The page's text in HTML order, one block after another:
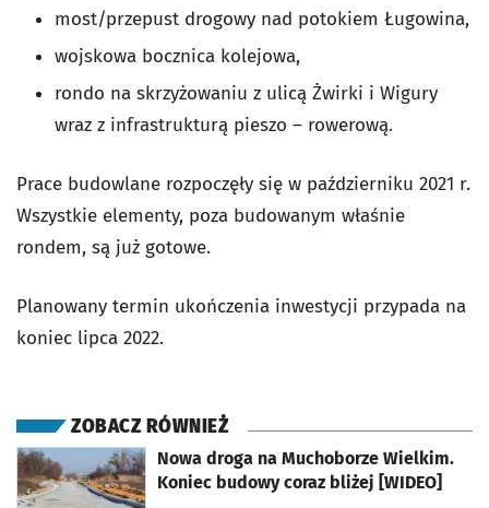
most/przepust drogowy nad potokiem Ługowina,
wojskowa bocznica kolejowa,
rondo na skrzyżowaniu z ulicą Żwirki i Wigury
wraz z infrastrukturą pieszo – rowerową.
Prace budowlane rozpoczęły się w październiku 2021 r.
Wszystkie elementy, poza budowanym właśnie
rondem, są już gotowe.
Planowany termin ukończenia inwestycji przypada na
koniec lipca 2022.
ZOBACZ RÓWNIEŻ
Nowa droga na Muchoborze Wielkim.
Koniec budowy coraz bliżej [WIDEO]
otworzy się w nowej karcie